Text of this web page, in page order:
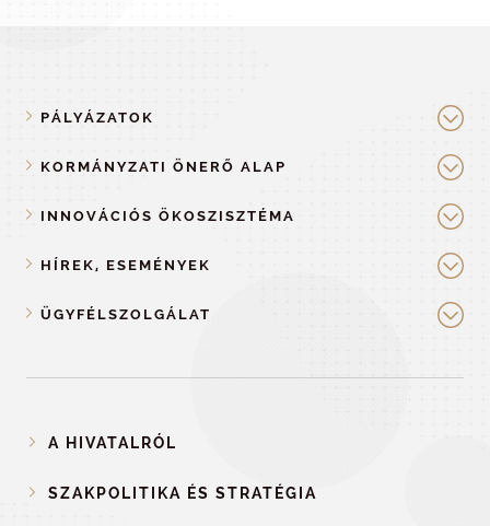
PÁLYÁZATOK
KORMÁNYZATI ÖNERŐ ALAP
INNOVÁCIÓS ÖKOSZISZTÉMA
HÍREK, ESEMÉNYEK
ÜGYFÉLSZOLGÁLAT
A HIVATALRÓL
SZAKPOLITIKA ÉS STRATÉGIA